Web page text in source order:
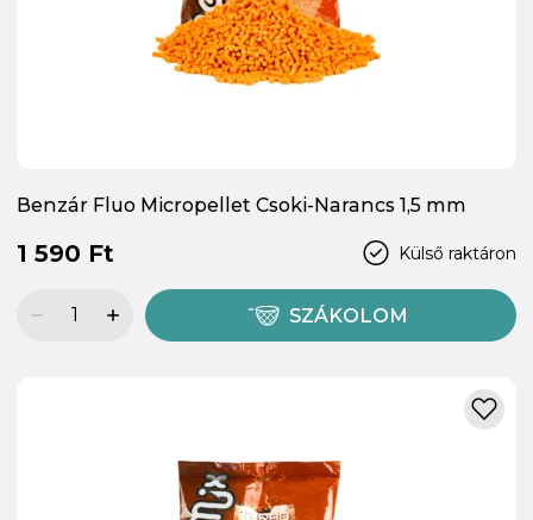
Benzár Fluo Micropellet Csoki-Narancs 1,5 mm
Külső raktáron
1 590 Ft
SZÁKOLOM